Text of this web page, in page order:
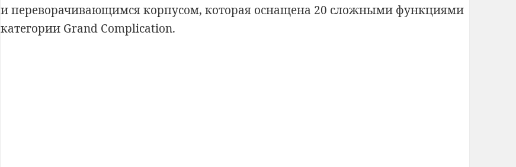
и переворачивающимся корпусом, которая оснащена 20 сложными функциями
категории Grand Complication.